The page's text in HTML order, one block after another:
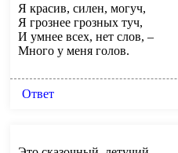
Я красив, силен, могуч,
Я грознее грозных туч,
И умнее всех, нет слов, –
Много у меня голов.
Ответ